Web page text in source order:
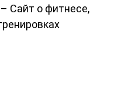
Сайт о фитнесе,